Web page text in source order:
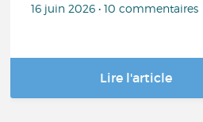
16 juin 2026 • 10 commentaires
Lire l'article